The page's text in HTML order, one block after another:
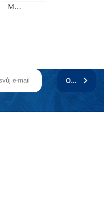
Mariánské Lázně
ODEBÍRAT